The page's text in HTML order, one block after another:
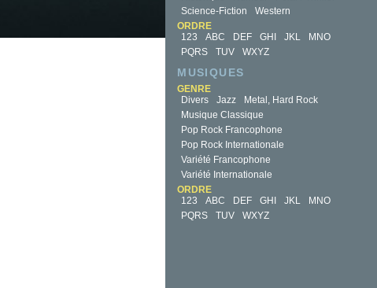
Science-Fiction
Western
ORDRE
123
ABC DEF GHI JKL
MNO
PQRS
TUV WXYZ
MUSIQUES
GENRE
Divers
Jazz
Metal, Hard Rock
Musique Classique
Pop Rock Francophone
Pop Rock Internationale
Variété Francophone
Variété Internationale
ORDRE
123
ABC DEF GHI JKL
MNO
PQRS
TUV WXYZ